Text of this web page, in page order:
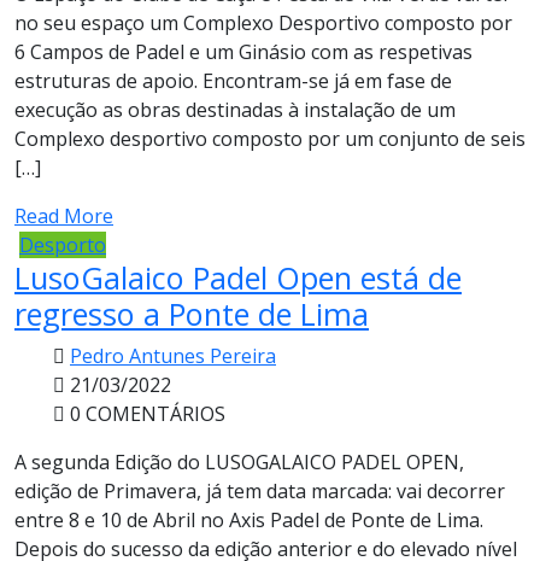
no seu espaço um Complexo Desportivo composto por
6 Campos de Padel e um Ginásio com as respetivas
estruturas de apoio. Encontram-se já em fase de
execução as obras destinadas à instalação de um
Complexo desportivo composto por um conjunto de seis
[…]
Read More
Desporto
LusoGalaico Padel Open está de
regresso a Ponte de Lima
Pedro Antunes Pereira
21/03/2022
0 COMENTÁRIOS
A segunda Edição do LUSOGALAICO PADEL OPEN,
edição de Primavera, já tem data marcada: vai decorrer
entre 8 e 10 de Abril no Axis Padel de Ponte de Lima.
Depois do sucesso da edição anterior e do elevado nível